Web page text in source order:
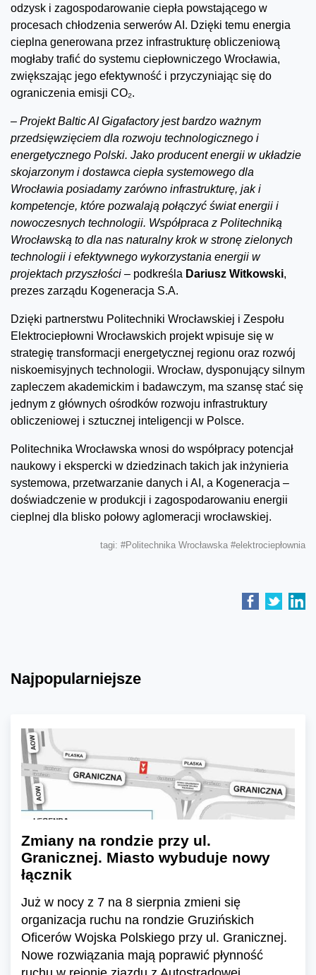
odzysk i zagospodarowanie ciepła powstającego w
procesach chłodzenia serwerów AI. Dzięki temu energia
cieplna generowana przez infrastrukturę obliczeniową
mogłaby trafić do systemu ciepłowniczego Wrocławia,
zwiększając jego efektywność i przyczyniając się do
ograniczenia emisji CO₂.
– Projekt Baltic AI Gigafactory jest bardzo ważnym
przedsięwzięciem dla rozwoju technologicznego i
energetycznego Polski. Jako producent energii w układzie
skojarzonym i dostawca ciepła systemowego dla
Wrocławia posiadamy zarówno infrastrukturę, jak i
kompetencje, które pozwalają połączyć świat energii i
nowoczesnych technologii. Współpraca z Politechniką
Wrocławską to dla nas naturalny krok w stronę zielonych
technologii i efektywnego wykorzystania energii w
projektach przyszłości – podkreśla Dariusz Witkowski,
prezes zarządu Kogeneracja S.A.
Dzięki partnerstwu Politechniki Wrocławskiej i Zespołu
Elektrociepłowni Wrocławskich projekt wpisuje się w
strategię transformacji energetycznej regionu oraz rozwój
niskoemisyjnych technologii. Wrocław, dysponujący silnym
zapleczem akademickim i badawczym, ma szansę stać się
jednym z głównych ośrodków rozwoju infrastruktury
obliczeniowej i sztucznej inteligencji w Polsce.
Politechnika Wrocławska wnosi do współpracy potencjał
naukowy i ekspercki w dziedzinach takich jak inżynieria
systemowa, przetwarzanie danych i AI, a Kogeneracja –
doświadczenie w produkcji i zagospodarowaniu energii
cieplnej dla blisko połowy aglomeracji wrocławskiej.
tagi: #Politechnika Wrocławska #elektrociepłownia
Najpopularniejsze
Zmiany na rondzie przy ul.
Granicznej. Miasto wybuduje nowy
łącznik
Już w nocy z 7 na 8 sierpnia zmieni się
organizacja ruchu na rondzie Gruzińskich
Oficerów Wojska Polskiego przy ul. Granicznej.
Nowe rozwiązania mają poprawić płynność